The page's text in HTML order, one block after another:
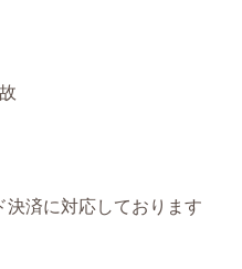
済に対応しております